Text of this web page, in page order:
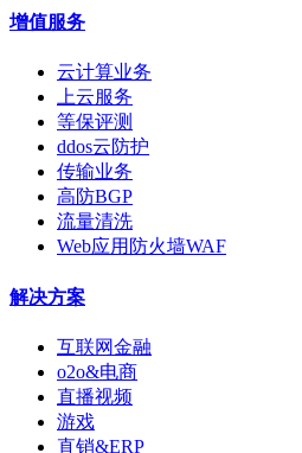
增值服务
云计算业务
上云服务
等保评测
ddos云防护
传输业务
高防BGP
流量清洗
Web应用防火墙WAF
解决方案
互联网金融
o2o&电商
直播视频
游戏
直销&ERP